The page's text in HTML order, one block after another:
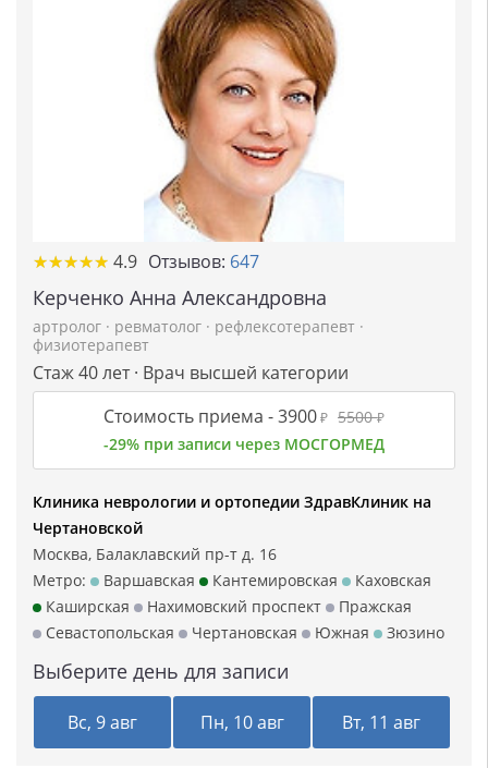
★★★★★
★★★★★ 4.9 Отзывов: 647
Керченко Анна Александровна
артролог · ревматолог · рефлексотерапевт ·
физиотерапевт
Стаж 40 лет · Врач высшей категории
Стоимость приема -3900₽ 5500₽
-29% при записи через МОСГОРМЕД
Клиника неврологии и ортопедии ЗдравКлиник на
Чертановской
Москва, Балаклавский пр-т д. 16
Метро:
Варшавская Кантемировская
Каховская
Каширская
Нахимовский проспект
Пражская
Севастопольская
Чертановская Южная Зюзино
Выберите день для записи
Вс, 9 авг Пн, 10 авг Вт, 11 авг